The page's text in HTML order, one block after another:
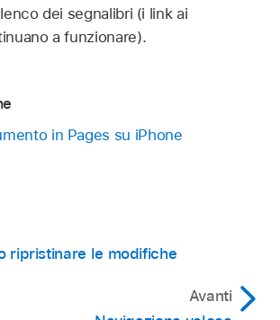
dei segnalibri (i link ai
a funzionare).
in Pages su iPhone
ripristinare le modifiche
Avanti